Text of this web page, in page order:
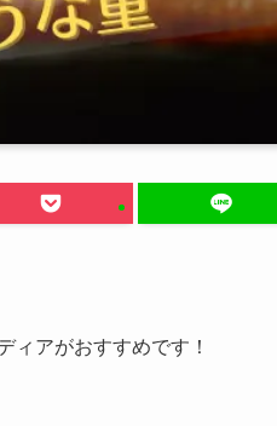
ィアがおすすめです！